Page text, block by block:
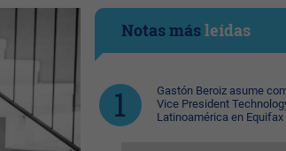
Notas másleídas
Gastón Beroiz asume
Vice President
Latinoamérica en Equifax